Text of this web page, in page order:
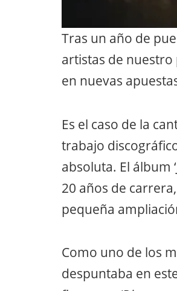
Tras un año de
artistas de
en nuevas
Es el caso de la
trabajo
absoluta. El álbum
20 años de
pequeña
Como uno de los
despuntaba en